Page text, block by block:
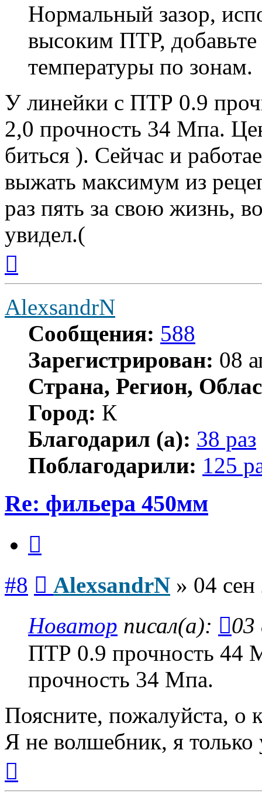
Нормальный зазор,
высоким ПТР,
температуры по зонам.
У линейки с ПТР 0.9
2,0 прочность 34 Мпа.
биться ). Сейчас и
выжать максимум из
раз пять за свою жизнь,
увидел.(
началу
AlexsandrN
Сообщения: 588
Зарегистрирован: 08
Страна, Регион,
Город: К
Благодарил (а): 38 раз
Поблагодарили: 125
Re: фильера 450мм
#8 AlexsandrN » 04
Новатор писал(а):
03
ПТР 0.9 прочность 44
прочность 34 Мпа.
Поясните, пожалуйста, о
Я не волшебник, я только
началу